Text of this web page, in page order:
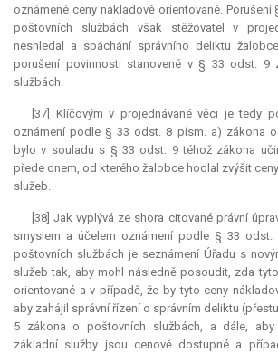
oznámené ceny nákladově orientované.
poštovních službách však stěžovatel v
neshledal a spáchání správního deliktu
porušení povinnosti stanovené v § 33 odst. 9
službách.
[37] Klíčovým v projednávané věci je tedy
oznámení podle § 33 odst. 8 písm. a) zákona
bylo v souladu s § 33 odst. 9 téhož zákona
přede dnem, od kterého žalobce hodlal zvýšit
služeb.
[38] Jak vyplývá ze shora citované právní
smyslem a účelem oznámení podle § 33
poštovních službách je seznámení Úřadu s
služeb tak, aby mohl následně posoudit, zda
orientované a v případě, že by tyto ceny
aby zahájil správní řízení o správním deliktu
5 zákona o poštovních službách, a dále,
základní služby jsou cenově dostupné a